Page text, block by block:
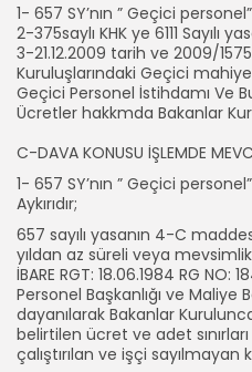
1- 657 SY’nın ” Geçici
2-375saylı KHK ye 6111 Sayılı
3-21.12.2009 tarih ve 2009/
Kuruluşlarındaki Geçici
Geçici Personel İstihdamı Ve
Ücretler hakkmda Bakanlar
C-DAVA KONUSU İŞLEMDE
1- 657 SY’nın ” Geçici
Aykırıdır;
657 sayılı yasanın 4-C
yıldan az süreli veya
İBARE RGT: 18.06.1984 RG NO:
Personel Başkanlığı ve Maliye
dayanılarak Bakanlar
belirtilen ücret ve adet
çalıştırılan ve işçi sayılmayan